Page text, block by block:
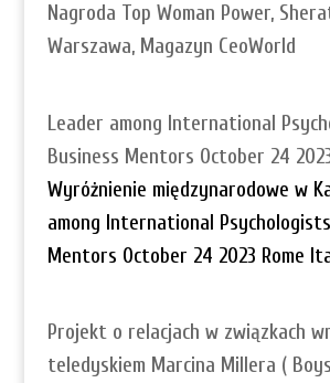
Nagroda Top Woman Power,
Warszawa, Magazyn CeoWorld
Leader among International
Business Mentors October 24
Wyróżnienie międzynarodowe w
among International
Mentors October 24 2023 Rome
Projekt o relacjach w związkach
teledyskiem Marcina Millera (